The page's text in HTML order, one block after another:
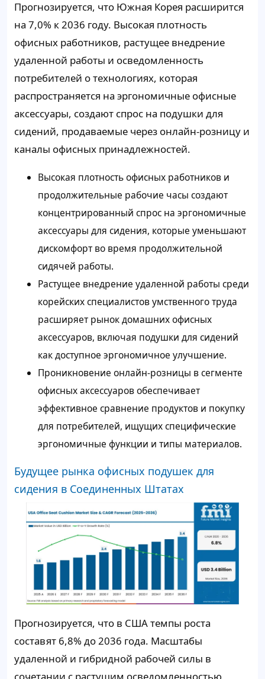
Прогнозируется, что Южная Корея расширится
на 7,0% к 2036 году. Высокая плотность
офисных работников, растущее внедрение
удаленной работы и осведомленность
потребителей о технологиях, которая
распространяется на эргономичные офисные
аксессуары, создают спрос на подушки для
сидений, продаваемые через онлайн-розницу и
каналы офисных принадлежностей.
Высокая плотность офисных работников и
продолжительные рабочие часы создают
концентрированный спрос на эргономичные
аксессуары для сидения, которые уменьшают
дискомфорт во время продолжительной
сидячей работы.
Растущее внедрение удаленной работы среди
корейских специалистов умственного труда
расширяет рынок домашних офисных
аксессуаров, включая подушки для сидений
как доступное эргономичное улучшение.
Проникновение онлайн-розницы в сегменте
офисных аксессуаров обеспечивает
эффективное сравнение продуктов и покупку
для потребителей, ищущих специфические
эргономичные функции и типы материалов.
Будущее рынка офисных подушек для
сидения в Соединенных Штатах
Прогнозируется, что в США темпы роста
составят 6,8% до 2036 года. Масштабы
удаленной и гибридной рабочей силы в
сочетании с растущим осведомленностью